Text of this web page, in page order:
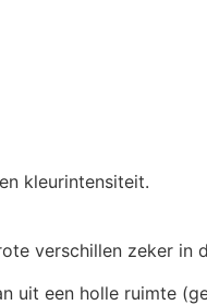
kleurintensiteit.
verschillen zeker in
uit een holle ruimte